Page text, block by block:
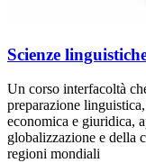
Scienze
Un corso interfacoltà
preparazione
economica e giuridica,
globalizzazione e della
regioni mondiali